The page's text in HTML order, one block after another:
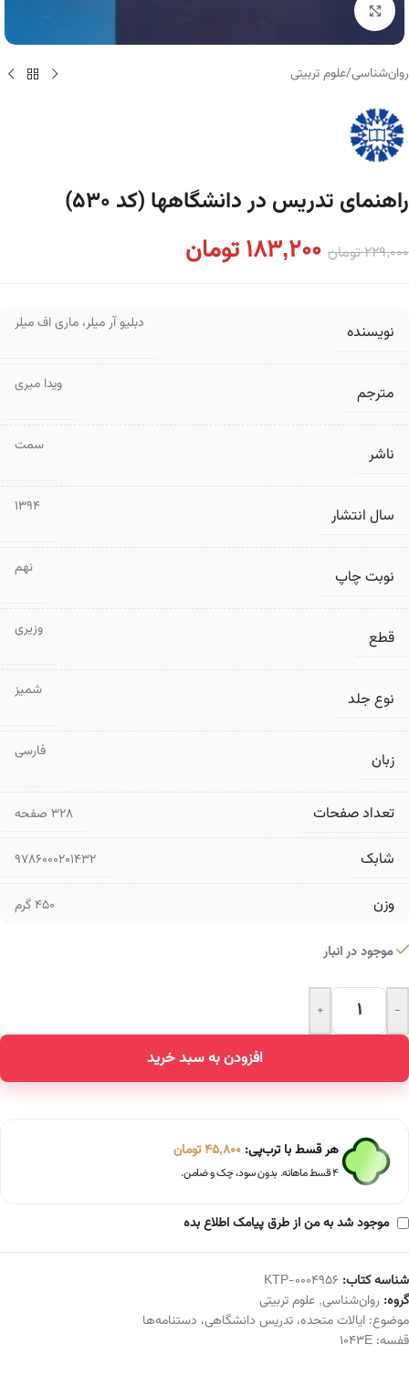
برای بزرگنمایی کلیک کنید
روان‌شناسی/علوم تربیتی
راهنمای تدریس در دانشگاهها (کد ۵۳۰)
229,000تومان 183,200تومان
نویسنده دبلیو آر میلر، ماری اف میلر
مترجم ویدا میری
ناشر سمت
سال انتشار 1394
نوبت چاپ نهم
قطع وزیری
نوع جلد شمیز
زبان فارسی
تعداد صفحات ۳۲۸ صفحه
شابک 9786000201432
وزن 450 گرم
موجود در انبار
-
+
افزودن به سبد خرید
Alternative:
هر قسط با ترب‌پی: 45,800تومان
۴ قسط ماهانه. بدون سود، چک و ضامن.
موجود شد به من از طرق پیامک اطلاع بده
شناسه کتاب: KTP-0004956
گروه: روان‌شناسی, علوم تربیتی
موضوع: ایالات متحده، تدریس دانشگاهی، دستنامه‌ها
قفسه: 1043E